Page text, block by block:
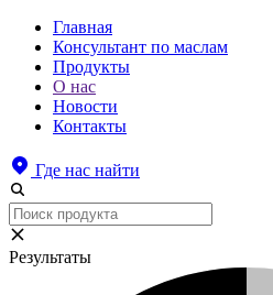
Главная
Консультант по маслам
Продукты
О нас
Новости
Контакты
Где нас найти
Результаты